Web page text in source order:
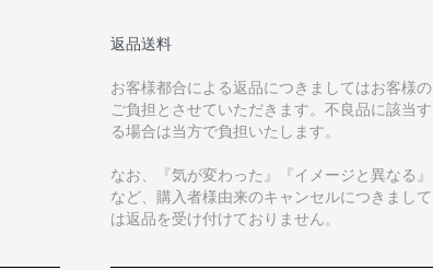
返品送料
お客様都合による返品につきましてはお客様の
ご負担とさせていただきます。不良品に該当す
る場合は当方で負担いたします。
なお、『気が変わった』『イメージと異なる』
など、購入者様由来のキャンセルにつきまして
は返品を受け付けておりません。